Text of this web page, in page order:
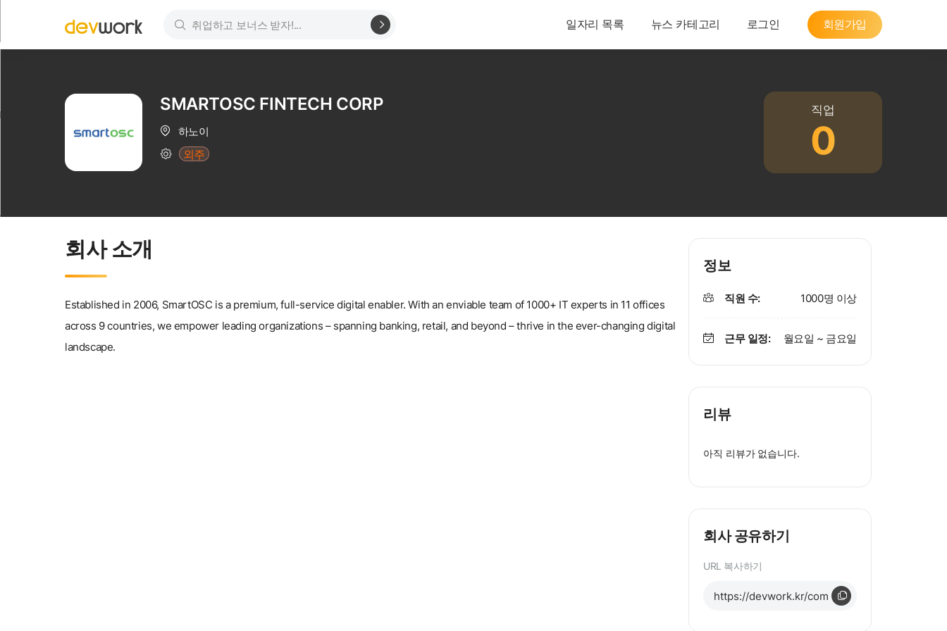
일자리 목록 뉴스 카테고리 로그인 회원가입
SMARTOSC FINTECH CORP
하노이
외주
직업
0
회사 소개
Established in 2006, SmartOSC is a premium, full-service digital enabler. With an enviable team of 1000+ IT experts in 11 offices
across 9 countries, we empower leading organizations – spanning banking, retail, and beyond – thrive in the ever-changing digital
landscape.
정보
직원 수: 1000명 이상
근무 일정: 월요일 ~ 금요일
리뷰
아직 리뷰가 없습니다.
회사 공유하기
URL 복사하기